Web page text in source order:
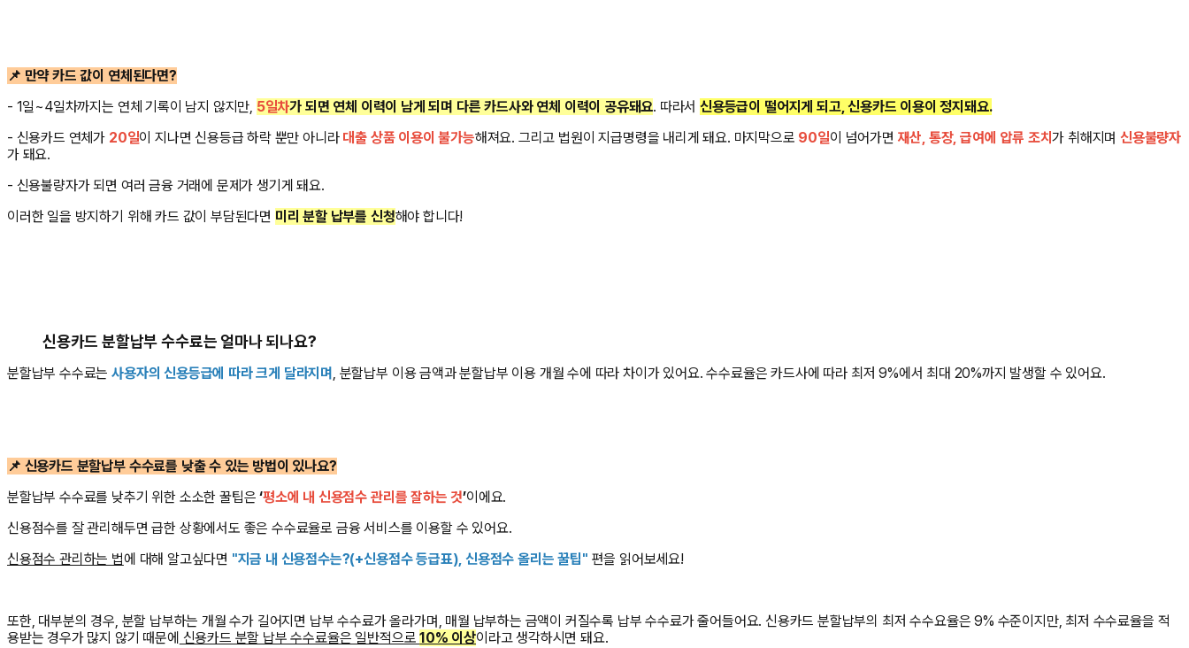
📌 만약 카드 값이 연체된다면?
- 1일~4일차까지는 연체 기록이 남지 않지만, 5일차가 되면 연체 이력이 남게 되며 다른 카드사와 연체 이력이 공유돼요. 따라서신용등급이 떨어지게 되고, 신용카드 이용이 정지돼요.
- 신용카드 연체가 20일이 지나면 신용등급 하락 뿐만 아니라 대출 상품 이용이 불가능해져요. 그리고 법원이 지급명령을 내리게 돼요. 마지막으로 90일이 넘어가면 재산, 통장, 급여에 압류 조치가 취해지며 신용불량자
가 돼요.
- 신용불량자가 되면 여러 금융 거래에 문제가 생기게 돼요.
이러한 일을 방지하기 위해 카드 값이 부담된다면 미리 분할 납부를 신청해야 합니다!
신용카드 분할납부 수수료는 얼마나 되나요?
분할납부 수수료는사용자의 신용등급에 따라 크게 달라지며 , 분할납부 이용 금액과 분할납부 이용 개월 수에 따라 차이가 있어요. 수수료율은 카드사에 따라 최저 9%에서 최대 20%까지 발생할 수 있어요.
📌 신용카드 분할납부 수수료를 낮출 수 있는 방법이 있나요?
분할납부 수수료를 낮추기 위한 소소한 꿀팁은 ‘평소에 내 신용점수 관리를 잘하는 것’이에요.
신용점수를 잘 관리해두면 급한 상황에서도 좋은 수수료율로 금융 서비스를 이용할 수 있어요.
신용점수 관리하는 법에 대해 알고싶다면 "지금 내 신용점수는?(+신용점수 등급표), 신용점수 올리는 꿀팁" 편을 읽어보세요!
또한, 대부분의 경우, 분할 납부하는 개월 수가 길어지면 납부 수수료가 올라가며, 매월 납부하는 금액이 커질수록 납부 수수료가 줄어들어요. 신용카드 분할납부의 최저 수수요율은 9% 수준이지만, 최저 수수료율을 적
용받는 경우가 많지 않기 때문에 신용카드 분할 납부 수수료율은 일반적으로10% 이상이라고 생각하시면 돼요.